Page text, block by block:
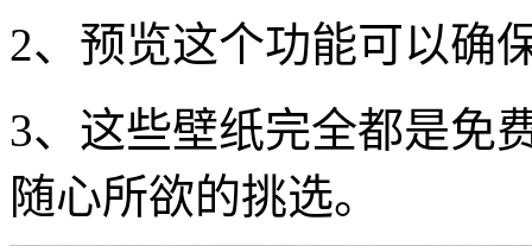
2、预览这个功能可以确
3、这些壁纸完全都是免
随心所欲的挑选。